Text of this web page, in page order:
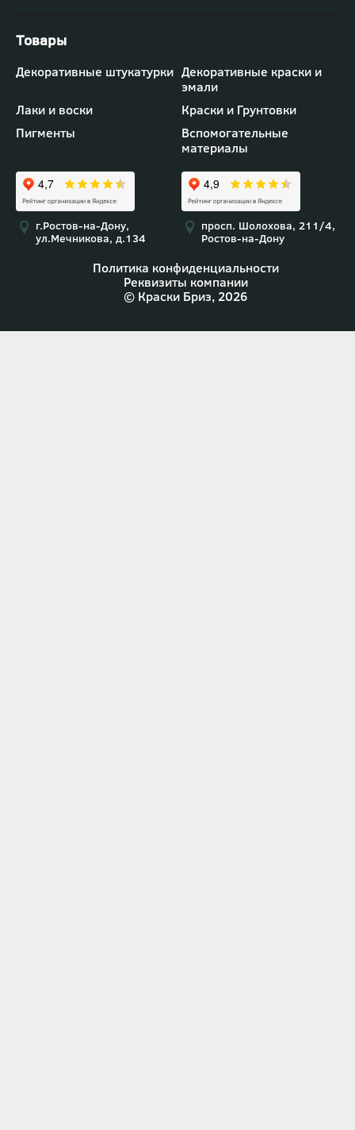
г.Ростов-на-Дону,
ул.Мечникова, д.134
просп. Шолохова, 211/4,
Ростов-на-Дону
Футер
-
меню
"Товары"
Декоративные штукатурки Декоративные краски и
эмали
Лаки и воски
Краски и Грунтовки
Пигменты
Вспомогательные
материалы
Политика конфиденциальности
Реквизиты компании
© Краски Бриз, 2026